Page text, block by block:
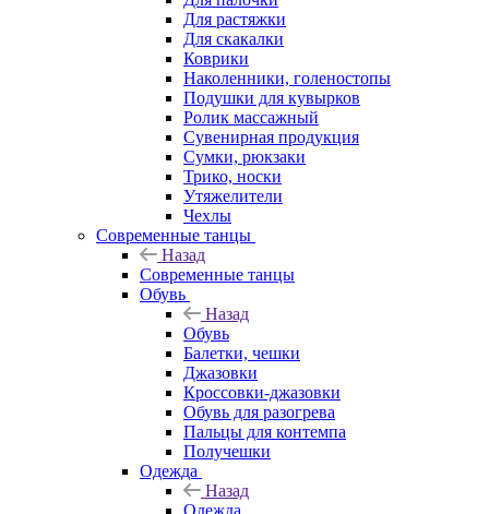
Для растяжки
Для скакалки
Коврики
Наколенники, голеностопы
Подушки для кувырков
Ролик массажный
Сувенирная продукция
Сумки, рюкзаки
Трико, носки
Утяжелители
Чехлы
Современные танцы
Назад
Современные танцы
Обувь
Назад
Обувь
Балетки, чешки
Джазовки
Кроссовки-джазовки
Обувь для разогрева
Пальцы для контемпа
Получешки
Одежда
Назад
Одежда